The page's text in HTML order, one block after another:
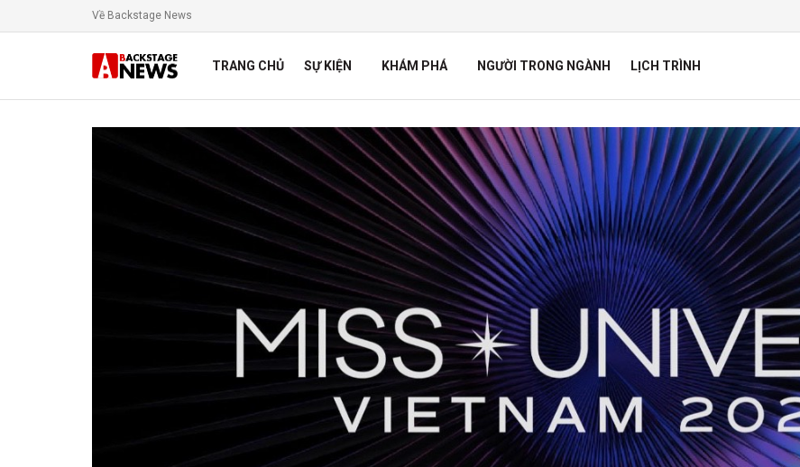
Về Backstage News
TRANG CHỦ SỰ KIỆN KHÁM PHÁ NGƯỜI TRONG NGÀNH LỊCH TRÌNH